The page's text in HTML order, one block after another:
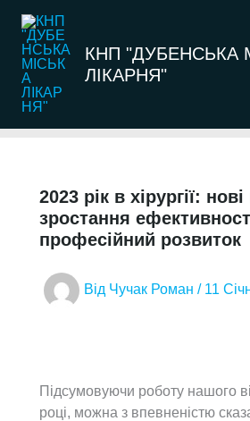
вмісту
КНП "ДУБЕНСЬКА
ЛІКАРНЯ"
2023 рік в хірургії:
зростання
професійний розвиток
Від Чучак Роман / 11
Підсумовуючи роботу нашого
році, можна з впевненістю